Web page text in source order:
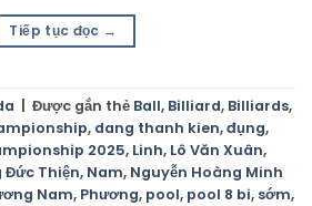
Tiếp tục đọc →
Được gắn thẻ Ball, Billiard, Billiards,
, dang thanh kien,đụng,
2025, Linh, Lô Văn Xuân,
Đức Thiện, Nam, Nguyễn Hoàng Minh
Nam, Phương, pool, pool 8 bi, sớm,